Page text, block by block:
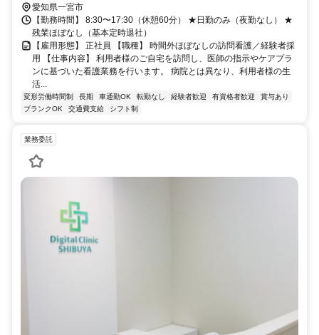
木曽川駅」から車で約7分 ・名鉄名古屋本線「笠松駅」から車で約12
分 ・名鉄名古屋本線「岐南駅」から車で約13分 ・名鉄尾西線「名鉄
一宮駅」から車で約17分 ・JR東海道本線「尾張一宮駅」から車で約
17分 ・名鉄羽島線「岐阜羽島駅」から車で約25分 ・名鉄各務原線
「各務原市役所前駅」から車で約27分 ・JR東海道本線／高山本線
「岐阜駅」から車で約30分 ・JR東海道本線「穂積駅」から車で約30
分 ・名鉄各線「名鉄岐阜駅」から車で約31分 ・名鉄犬山線「江南
駅」から車で約34分 ・名鉄名古屋本線「岩倉駅」から車で約36分 ・
JR高山本線／太多線「美濃太田駅」から車で約45分 〇車通勤OK（駐
20,000円） 〇バイク/自転車通勤OK（駐輪場あり）
愛知県一宮市
【勤務時間】 8:30〜17:30（休憩60分） ★日勤のみ（夜勤なし） ★
残業ほぼなし（基本定時退社）
【雇用形態】 正社員 【職種】 時間外ほぼなしの訪問看護／経験者採
用 【仕事内容】 利用者様のご自宅を訪問し、医師の指示やケアプラ
ンに基づいた看護業務を行います。 病院とは異なり、利用者様の生
活...
変形労働時間制 長期 車通勤OK 転勤なし 経験者歓迎 有資格者歓迎
賞与あり
ブランクOK
交通費支給 シフト制
業務委託